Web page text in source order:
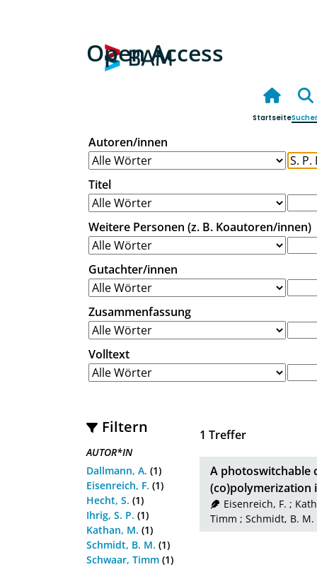
Open Access
Startseite
Autoren/innen
Titel
Weitere Personen (z. B. Koautoren/innen)
Gutachter/innen
Zusammenfassung
Volltext
Filtern
AUTOR*IN
Dallmann, A. (1)
Eisenreich, F. (1)
Hecht, S. (1)
Ihrig, S. P. (1)
Kathan, M. (1)
Schmidt, B. M. (1)
Schwaar, Timm (1)
1 Treffer
A photoswitchable
(co)polymerization
Eisenreich, F. ;
Timm ; Schmidt, B. M.